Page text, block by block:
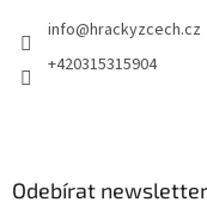
info@hrackyzcech.cz
+420315315904
Odebírat newsletter